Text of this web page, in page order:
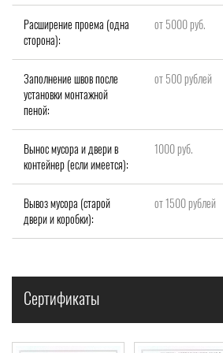
Расширение проема (одна
сторона):
от 5000 руб.
Заполнение швов после
установки монтажной
пеной:
от 500 рублей
Вынос мусора и двери в
контейнер (если имеется):
1000 руб.
Вывоз мусора (старой
двери и коробки):
от 1500 рублей
Сертификаты